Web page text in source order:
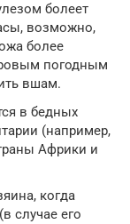
болеет
возможно,
более
погодным
вшам.
в бедных
(например,
Африки и
когда
случае его